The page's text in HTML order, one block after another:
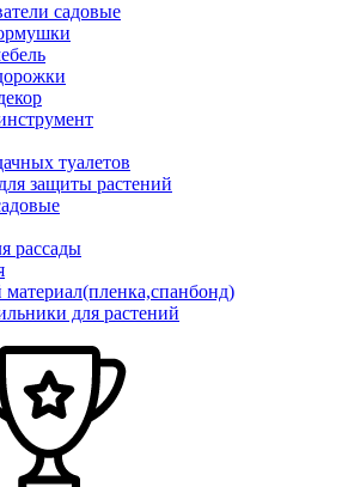
садовые
туалетов
защиты растений
рассады
для растений